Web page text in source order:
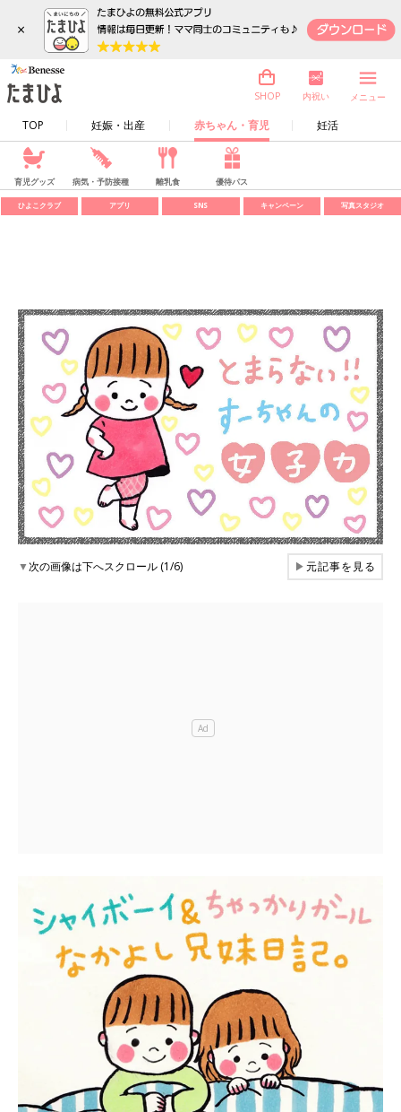
×
TOP 妊娠・出産 赤ちゃん・育児 妊活
SHOP 内祝い メニュー
育児グッズ 病気・予防接種 離乳食 優待パス
ひよこクラブ アプリ SNS キャンペーン 写真スタジオ
▼次の画像は下へスクロール (1/6) ▶元記事を見る